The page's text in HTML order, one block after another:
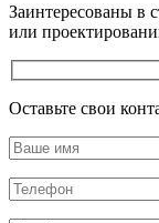
Заинтересованы в
или
Оставьте свои
Оставьте это поле